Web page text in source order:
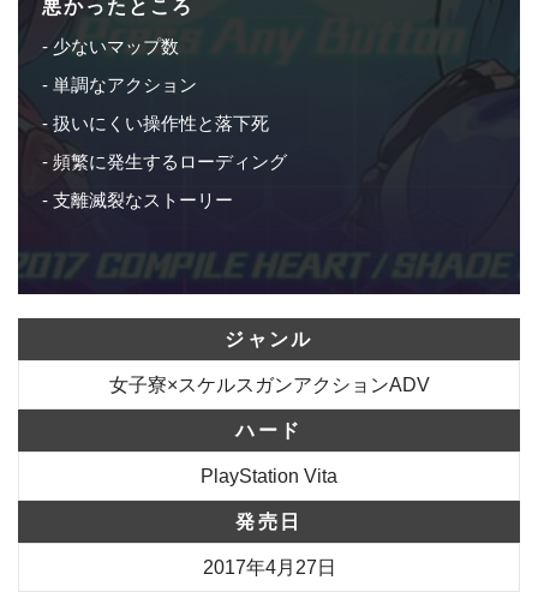
悪かったところ
少ないマップ数
単調なアクション
扱いにくい操作性と落下死
頻繁に発生するローディング
支離滅裂なストーリー
ジャンル
女子寮×スケルスガンアクションADV
ハード
PlayStation Vita
発売日
2017年4月27日